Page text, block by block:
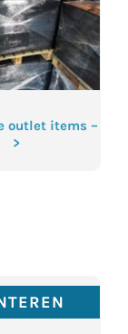
outlet items –
>